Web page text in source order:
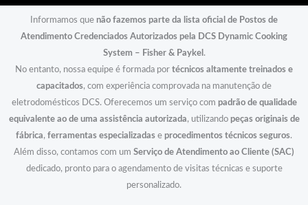
Informamos que não fazemos parte da lista oficial de Postos de
Atendimento Credenciados Autorizados pela DCS Dynamic Cooking
System – Fisher & Paykel .
No entanto, nossa equipe é formada por técnicos altamente treinados e
capacitados, com experiência comprovada na manutenção de
eletrodomésticos DCS. Oferecemos um serviço com padrão de qualidade
equivalente ao de uma assistência autorizada, utilizando peças originais de
fábrica, ferramentas especializadas e procedimentos técnicos seguros.
Além disso, contamos com um Serviço de Atendimento ao Cliente (SAC)
dedicado, pronto para o agendamento de visitas técnicas e suporte
personalizado.